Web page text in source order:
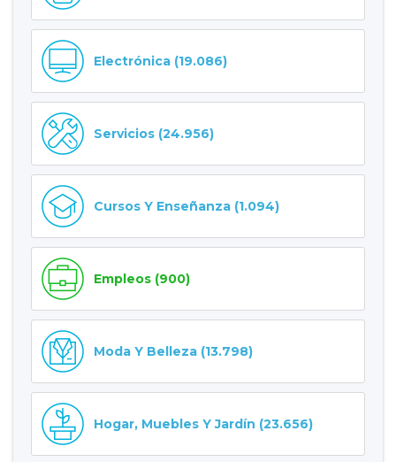
Electrónica (19.086)
Servicios (24.956)
Cursos Y Enseñanza (1.094)
Empleos (900)
Moda Y Belleza (13.798)
Hogar, Muebles Y Jardín (23.656)